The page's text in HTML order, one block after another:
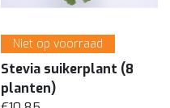
Niet op voorraad
Stevia suikerplant (8
planten)